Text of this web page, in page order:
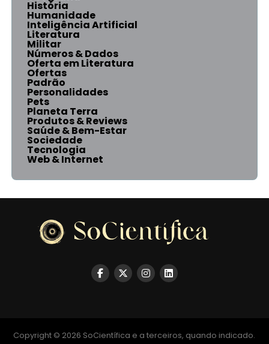
História
Humanidade
Inteligência Artificial
Literatura
Militar
Números & Dados
Oferta em Literatura
Ofertas
Padrão
Personalidades
Pets
Planeta Terra
Produtos & Reviews
Saúde & Bem-Estar
Sociedade
Tecnologia
Web & Internet
Copyright © 2026 SoCientífica e a terceiros, quando indicado.